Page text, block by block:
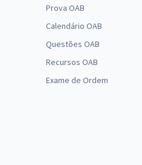
Prova OAB
Calendário OAB
Questões OAB
Recursos OAB
Exame de Ordem